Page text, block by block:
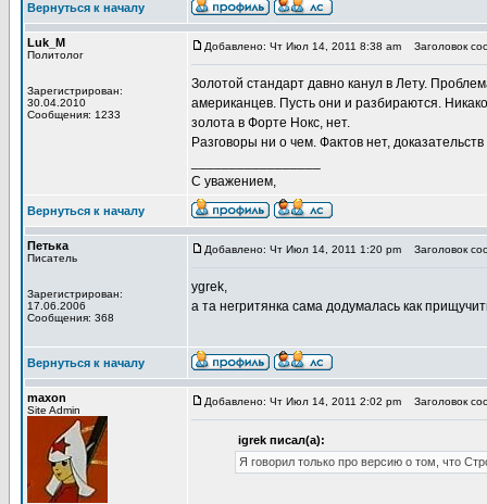
Вернуться к началу
Luk_M
Политолог
Зарегистрирован:
30.04.2010
Сообщения: 1233
Добавлено: Чт Июл 14, 2011 8:38 am Заголовок
Золотой стандарт давно канул в Лету.
американцев. Пусть они и разбираются.
золота в Форте Нокс, нет.
Разговоры ни о чем. Фактов нет,
С уважением,
Вернуться к началу
Петька
Писатель
Зарегистрирован:
17.06.2006
Сообщения: 368
Добавлено: Чт Июл 14, 2011 1:20 pm Заголовок
ygrek,
а та негритянка сама додумалась как
Вернуться к началу
maxon
Site Admin
Добавлено: Чт Июл 14, 2011 2:02 pm Заголовок
igrek писал(а):
Я говорил только про версию о том, что